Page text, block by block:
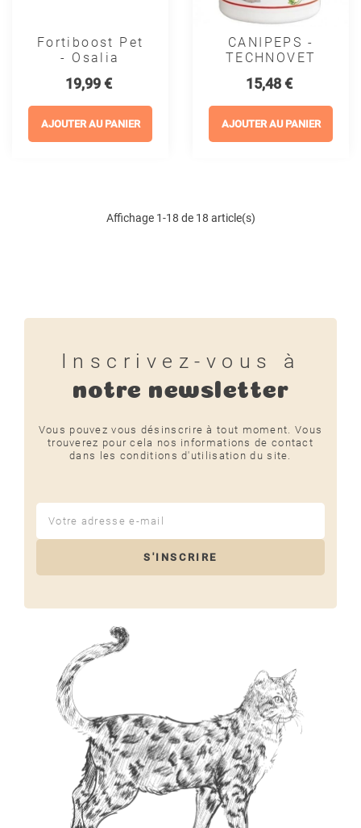
Fortiboost Pet
- Osalia
Prix
19,99 €
AJOUTER AU PANIER
CANIPEPS -
TECHNOVET
Prix
15,48 €
AJOUTER AU PANIER
Affichage 1-18 de 18 article(s)
Inscrivez-vous à
notre newsletter
Vous pouvez vous désinscrire à tout moment. Vous
trouverez pour cela nos informations de contact
dans les conditions d'utilisation du site.
S'INSCRIRE